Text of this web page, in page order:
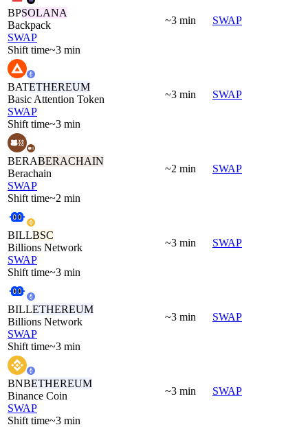
BPSOLANA
Backpack
SWAP
Shift time~3 min
~3 min SWAP
BATETHEREUM
Basic Attention Token
SWAP
Shift time~3 min
~3 min SWAP
BERABERACHAIN
Berachain
SWAP
Shift time~2 min
~2 min SWAP
BILLBSC
Billions Network
SWAP
Shift time~3 min
~3 min SWAP
BILLETHEREUM
Billions Network
SWAP
Shift time~3 min
~3 min SWAP
BNBETHEREUM
Binance Coin
SWAP
Shift time~3 min
~3 min SWAP